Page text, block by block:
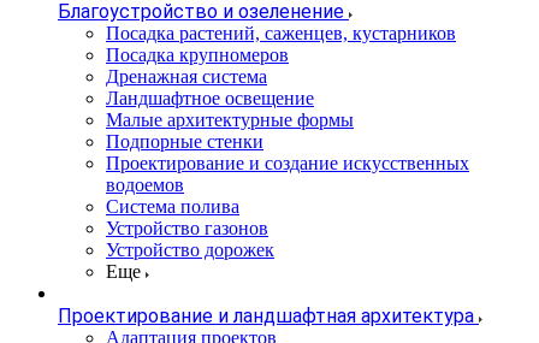
Благоустройство и озеленение
Посадка растений, саженцев, кустарников
Посадка крупномеров
Дренажная система
Ландшафтное освещение
Малые архитектурные формы
Подпорные стенки
Проектирование и создание искусственных
водоемов
Система полива
Устройство газонов
Устройство дорожек
Еще
Проектирование и ландшафтная архитектура
Адаптация проектов